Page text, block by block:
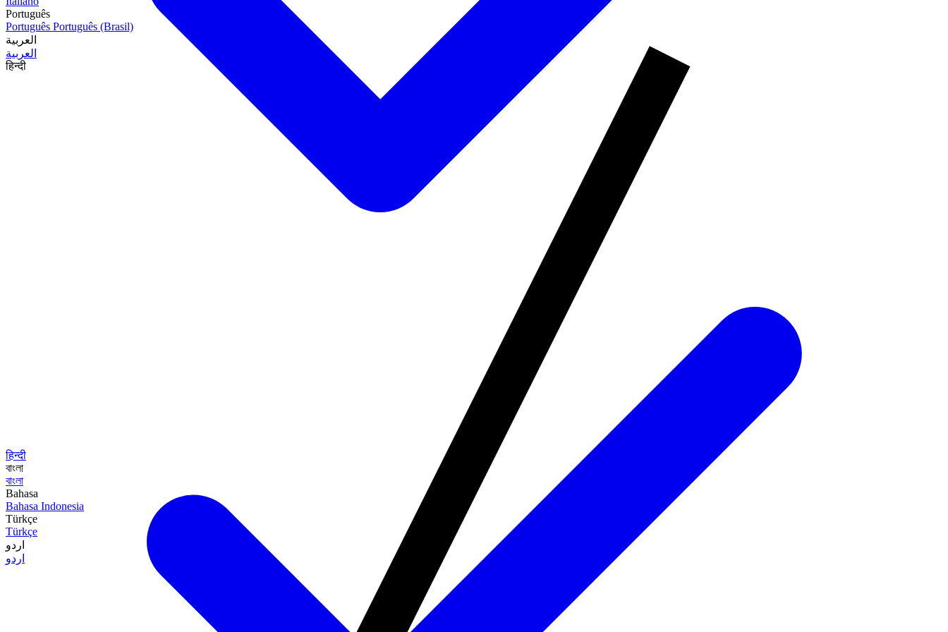
हिन्दी
বাংলা
বাংলা
Bahasa
Bahasa Indonesia
Türkçe
Türkçe
اردو
اردو
Português
Português Português (Brasil)
العربية
العربية
हिन्दी